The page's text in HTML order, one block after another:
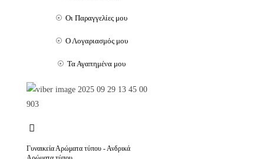
Οι Παραγγελίες μου
Ο Λογαριασμός μου
Τα Αγαπημένα μου
Γυναικεία Αρώματα τύπου - Ανδρικά